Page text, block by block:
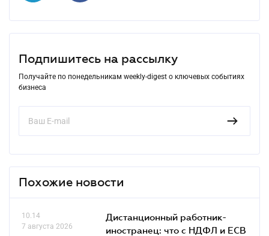
Подпишитесь на рассылку
Получайте по понедельникам weekly-digest о ключевых событиях
бизнеса
Похожие новости
10.14
7 августа 2026
Дистанционный работник-
иностранец: что с НДФЛ и ЕСВ